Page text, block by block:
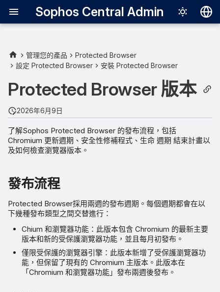
Sophos Central Admin
Español
Français
한국어
發布流程
安全補丁
發布計劃範例
瀏覽器版本生命週期結束
管理您的產品
Protected Browser
設定 Protected Browser
安裝 Protected Browser
Protected Browser 版本
2026年6月9日
了解Sophos Protected Browser 的發布流程，包括
Chromium 更新週期、安全性修補程式、生命 週期 結束計畫以
及如何檢查瀏覽器版本。
發布流程
Protected Browser採用兩週的發布週期。每個週期都會在以
下幾種發布類型之間交替進行：
Chium 和瀏覽器功能：此版本包含 Chromium 的最新主要
版本和新的受保護瀏覽器功能，並且每月初發布。
僅限受保護的瀏覽器引擎：此版本新增了受保護瀏覽器功
能，但保留了現有的 Chromium 主版本。此版本在
「Chromium 和瀏覽器功能」發布兩週後發布。